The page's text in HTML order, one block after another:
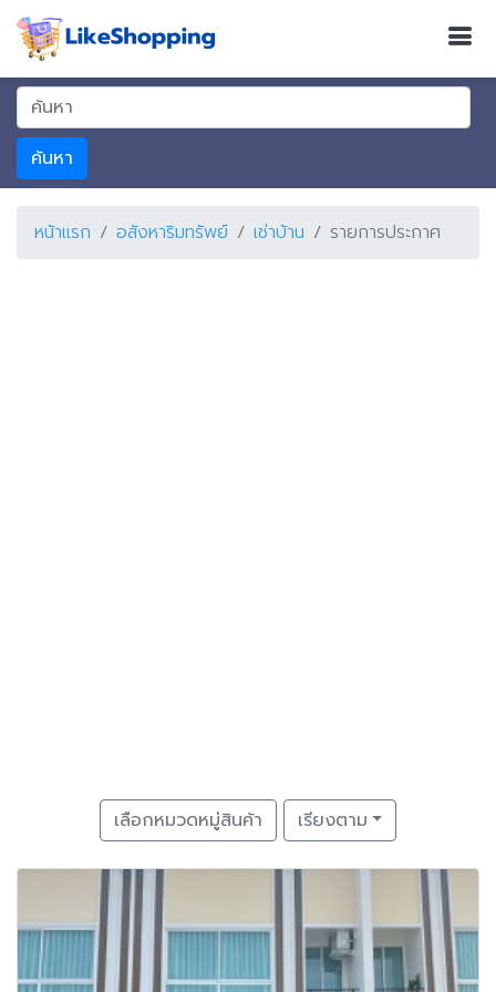
ค้นหา
หน้าแรก อสังหาริมทรัพย์ เช่าบ้าน รายการประกาศ
เลือกหมวดหมู่สินค้า เรียงตาม